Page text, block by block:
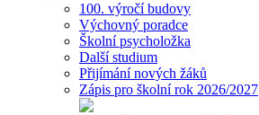
100. výročí budovy
Výchovný poradce
Školní psycholožka
Další studium
Přijímání nových žáků
Zápis pro školní rok 2026/2027